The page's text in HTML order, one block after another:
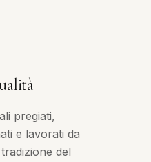
pregiati,
e lavorati da
del